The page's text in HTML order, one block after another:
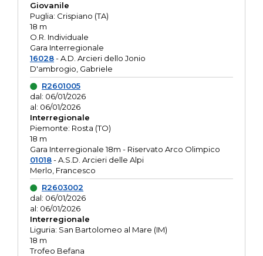
Giovanile
Puglia: Crispiano (TA)
18 m
O.R. Individuale
Gara Interregionale
16028- A.D. Arcieri dello Jonio
D'ambrogio, Gabriele
R2601005
dal: 06/01/2026
al: 06/01/2026
Interregionale
Piemonte: Rosta (TO)
18 m
Gara Interregionale 18m - Riservato Arco Olimpico
01018- A.S.D. Arcieri delle Alpi
Merlo, Francesco
R2603002
dal: 06/01/2026
al: 06/01/2026
Interregionale
Liguria: San Bartolomeo al Mare (IM)
18 m
Trofeo Befana